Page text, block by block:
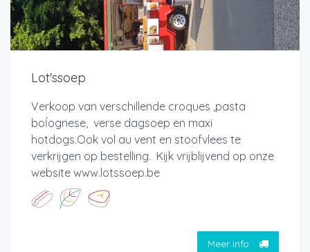
Lot'ssoep
Verkoop van verschillende croques ,pasta
boĺognese, verse dagsoep en maxi
hotdogs.Ook vol au vent en stoofvlees te
verkrijgen op bestelling. Kijk vrijblijvend op onze
website www.lotssoep.be
Meer info